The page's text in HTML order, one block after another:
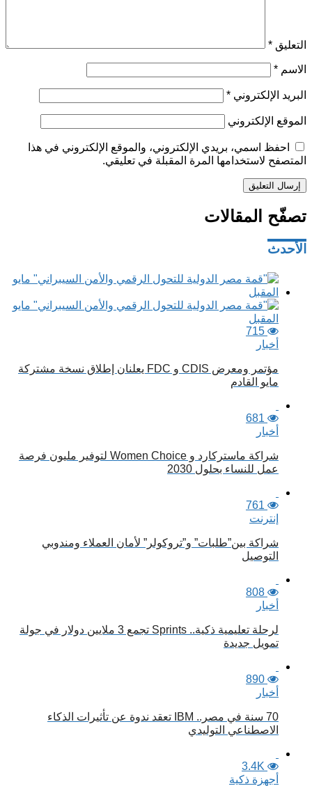
التعليق *
الاسم *
البريد الإلكتروني *
الموقع الإلكتروني
احفظ اسمي، بريدي الإلكتروني، والموقع الإلكتروني في هذا
المتصفح لاستخدامها المرة المقبلة في تعليقي.
تصفّح المقالات
الأحدث
715
أخبار
مؤتمر ومعرض CDIS و FDC يعلنان إطلاق نسخة مشتركة
مايو القادم
681
أخبار
شراكة ماستركارد و Women Choice لتوفير مليون فرصة
عمل للنساء بحلول 2030
761
إنترنت
شراكة بين”طلبات” و”تروكولر” لأمان العملاء ومندوبي
التوصيل
808
أخبار
لرحلة تعليمية ذكية.. Sprints تجمع 3 ملايين دولار في جولة
تمويل جديدة
890
أخبار
70 سنة في مصر.. IBM تعقد ندوة عن تأثيرات الذكاء
الاصطناعي التوليدي
3.4K
أجهزة ذكية